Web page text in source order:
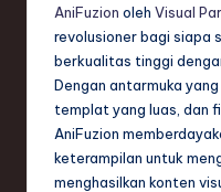
AniFuzion oleh Visual
revolusioner bagi siapa
berkualitas tinggi
Dengan antarmuka
templat yang luas, dan
AniFuzion
keterampilan untuk
menghasilkan konten